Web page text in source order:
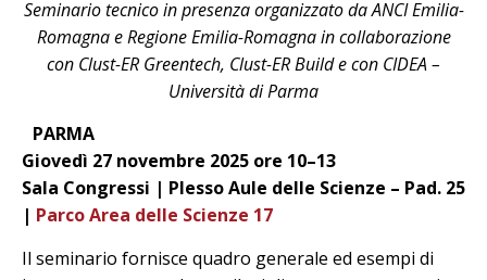
Seminario tecnico in presenza organizzato da ANCI Emilia-
Romagna e Regione Emilia-Romagna in collaborazione
con Clust-ER Greentech, Clust-ER Build e con CIDEA –
Università di Parma
PARMA
Giovedì 27 novembre 2025 ore 10–13
Sala Congressi | Plesso Aule delle Scienze – Pad. 25
| Parco Area delle Scienze 17
Il seminario fornisce quadro generale ed esempi di